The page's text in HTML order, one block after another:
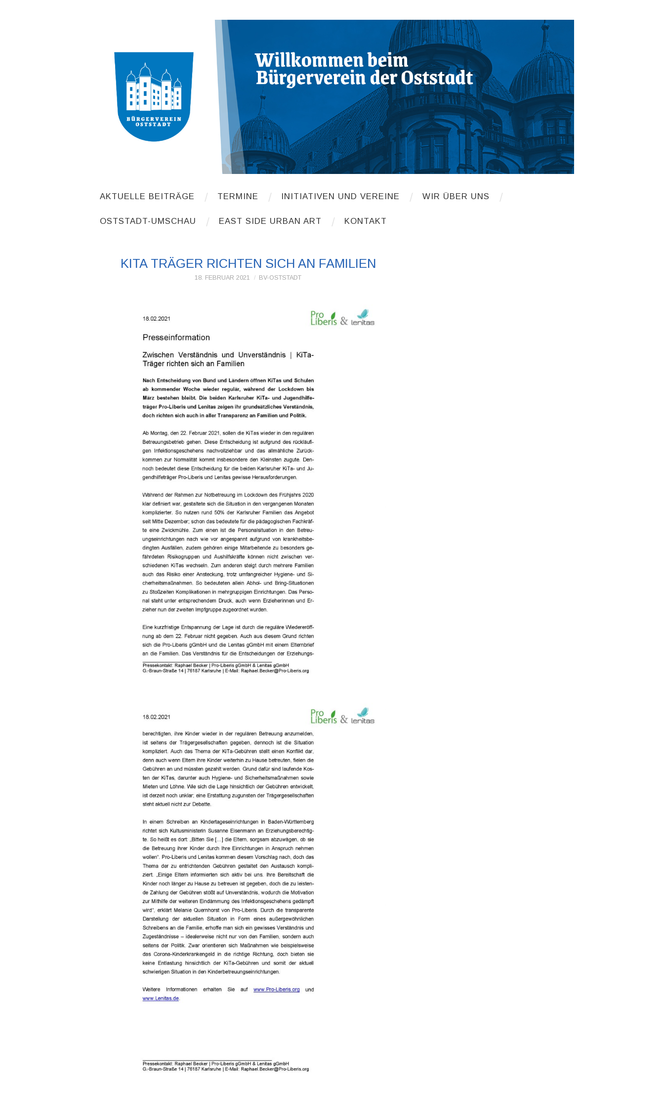
AKTUELLE BEITRÄGE TERMINE INITIATIVEN UND VEREINE WIR ÜBER UNS
OSTSTADT-UMSCHAU EAST SIDE URBAN ART KONTAKT
KITA TRÄGER RICHTEN SICH AN FAMILIEN
18. FEBRUAR 2021 BV-OSTSTADT